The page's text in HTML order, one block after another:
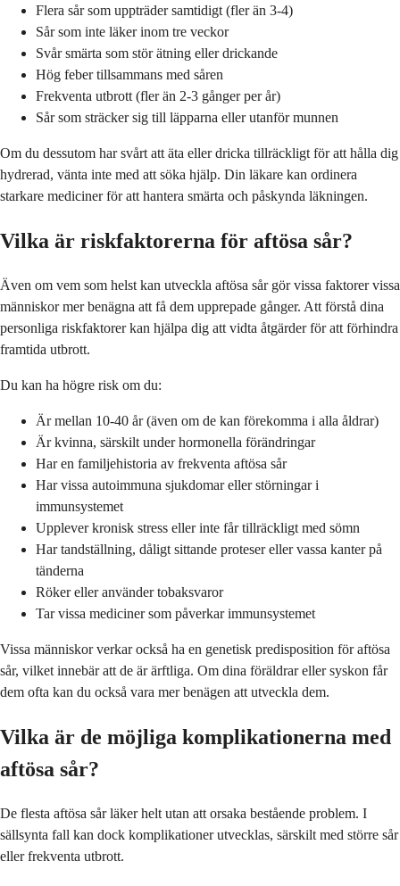
Flera sår som uppträder samtidigt (fler än 3-4)
Sår som inte läker inom tre veckor
Svår smärta som stör ätning eller drickande
Hög feber tillsammans med såren
Frekventa utbrott (fler än 2-3 gånger per år)
Sår som sträcker sig till läpparna eller utanför munnen
Om du dessutom har svårt att äta eller dricka tillräckligt för att hålla dig
hydrerad, vänta inte med att söka hjälp. Din läkare kan ordinera
starkare mediciner för att hantera smärta och påskynda läkningen.
Vilka är riskfaktorerna för aftösa sår?
Även om vem som helst kan utveckla aftösa sår gör vissa faktorer vissa
människor mer benägna att få dem upprepade gånger. Att förstå dina
personliga riskfaktorer kan hjälpa dig att vidta åtgärder för att förhindra
framtida utbrott.
Du kan ha högre risk om du:
Är mellan 10-40 år (även om de kan förekomma i alla åldrar)
Är kvinna, särskilt under hormonella förändringar
Har en familjehistoria av frekventa aftösa sår
Har vissa autoimmuna sjukdomar eller störningar i
immunsystemet
Upplever kronisk stress eller inte får tillräckligt med sömn
Har tandställning, dåligt sittande proteser eller vassa kanter på
tänderna
Röker eller använder tobaksvaror
Tar vissa mediciner som påverkar immunsystemet
Vissa människor verkar också ha en genetisk predisposition för aftösa
sår, vilket innebär att de är ärftliga. Om dina föräldrar eller syskon får
dem ofta kan du också vara mer benägen att utveckla dem.
Vilka är de möjliga komplikationerna med
aftösa sår?
De flesta aftösa sår läker helt utan att orsaka bestående problem. I
sällsynta fall kan dock komplikationer utvecklas, särskilt med större sår
eller frekventa utbrott.